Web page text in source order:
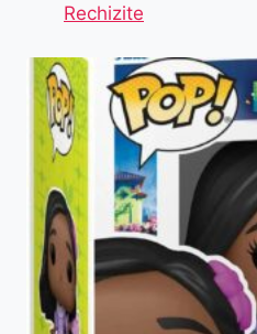
Rechizite